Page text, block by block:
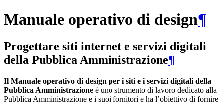
Manuale operativo di design¶
Progettare siti internet e servizi digitali
della Pubblica Amministrazione¶
Il Manuale operativo di design per i siti e i servizi digitali della
Pubblica Amministrazione è uno strumento di lavoro dedicato alla
Pubblica Amministrazione e i suoi fornitori e ha l’obiettivo di fornire